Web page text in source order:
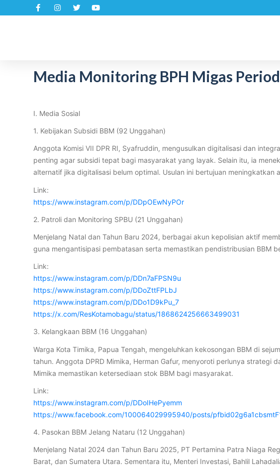
Media Monitoring BPH Migas
I. Media Sosial
1. Kebijakan Subsidi BBM (92 Unggahan)
Anggota Komisi VII DPR RI, Syafruddin, mengusulkan digitalisasi dan
penting agar subsidi tepat bagi masyarakat yang layak. Selain itu, ia
alternatif jika digitalisasi belum optimal. Usulan ini bertujuan
Link:
https://www.instagram.com/p/DDpOEwNyPOr
2. Patroli dan Monitoring SPBU (21 Unggahan)
Menjelang Natal dan Tahun Baru 2024, berbagai akun kepolisian aktif
guna mengantisipasi pembatasan serta memastikan pendistribusian BBM
Link:
https://www.instagram.com/p/DDn7aFPSN9u
https://www.instagram.com/p/DDoZttFPLbJ
https://www.instagram.com/p/DDo1D9kPu_7
https://x.com/ResKotamobagu/status/1868624256663499031
3. Kelangkaan BBM (16 Unggahan)
Warga Kota Timika, Papua Tengah, mengeluhkan kekosongan BBM di
tahun. Anggota DPRD Mimika, Herman Gafur, menyoroti perlunya
Mimika memastikan ketersediaan stok BBM bagi masyarakat.
Link:
https://www.instagram.com/p/DDoIHePyemm
https://www.facebook.com/100064029995940/posts/
4. Pasokan BBM Jelang Nataru (12 Unggahan)
Menjelang Natal 2024 dan Tahun Baru 2025, PT Pertamina Patra Niaga
Barat, dan Sumatera Utara. Sementara itu, Menteri Investasi, Bahlil